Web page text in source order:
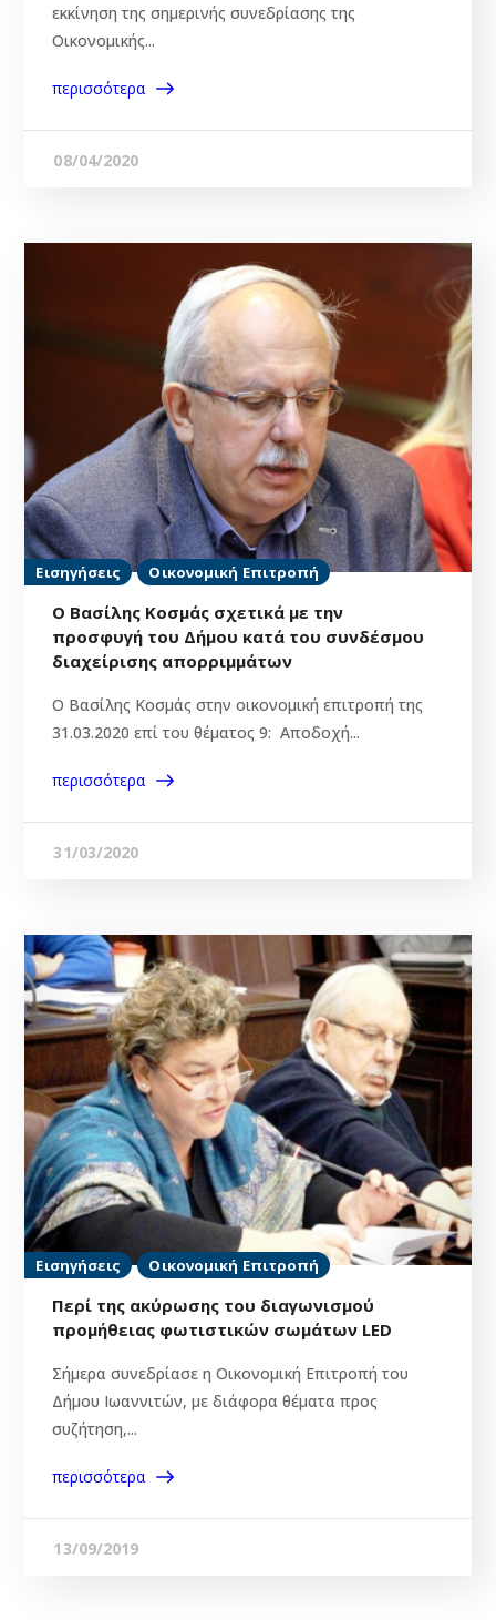
εκκίνηση της σημερινής συνεδρίασης της
Οικονομικής...
περισσότερα
08/04/2020
Εισηγήσεις Οικονομική Επιτροπή
Ο Βασίλης Κοσμάς σχετικά με την
προσφυγή του Δήμου κατά του συνδέσμου
διαχείρισης απορριμμάτων
Ο Βασίλης Κοσμάς στην οικονομική επιτροπή της
31.03.2020 επί του θέματος 9: Αποδοχή...
περισσότερα
31/03/2020
Εισηγήσεις Οικονομική Επιτροπή
Περί της ακύρωσης του διαγωνισμού
προμήθειας φωτιστικών σωμάτων LED
Σήμερα συνεδρίασε η Οικονομική Επιτροπή του
Δήμου Ιωαννιτών, με διάφορα θέματα προς
συζήτηση,...
περισσότερα
13/09/2019